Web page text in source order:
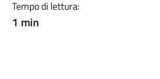
Tempo di lettura:
1 min